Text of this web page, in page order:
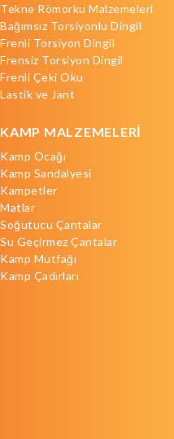
Tekne Römorku Malzemeleri
Bağımsız Torsiyonlu Dingil
Frenli Torsiyon Dingil
Frensiz Torsiyon Dingil
Frenli Çeki Oku
Lastik ve Jant
KAMP MALZEMELERİ
Kamp Ocağı
Kamp Sandalyesi
Kampetler
Matlar
Soğutucu Çantalar
Su Geçirmez Çantalar
Kamp Mutfağı
Kamp Çadırları